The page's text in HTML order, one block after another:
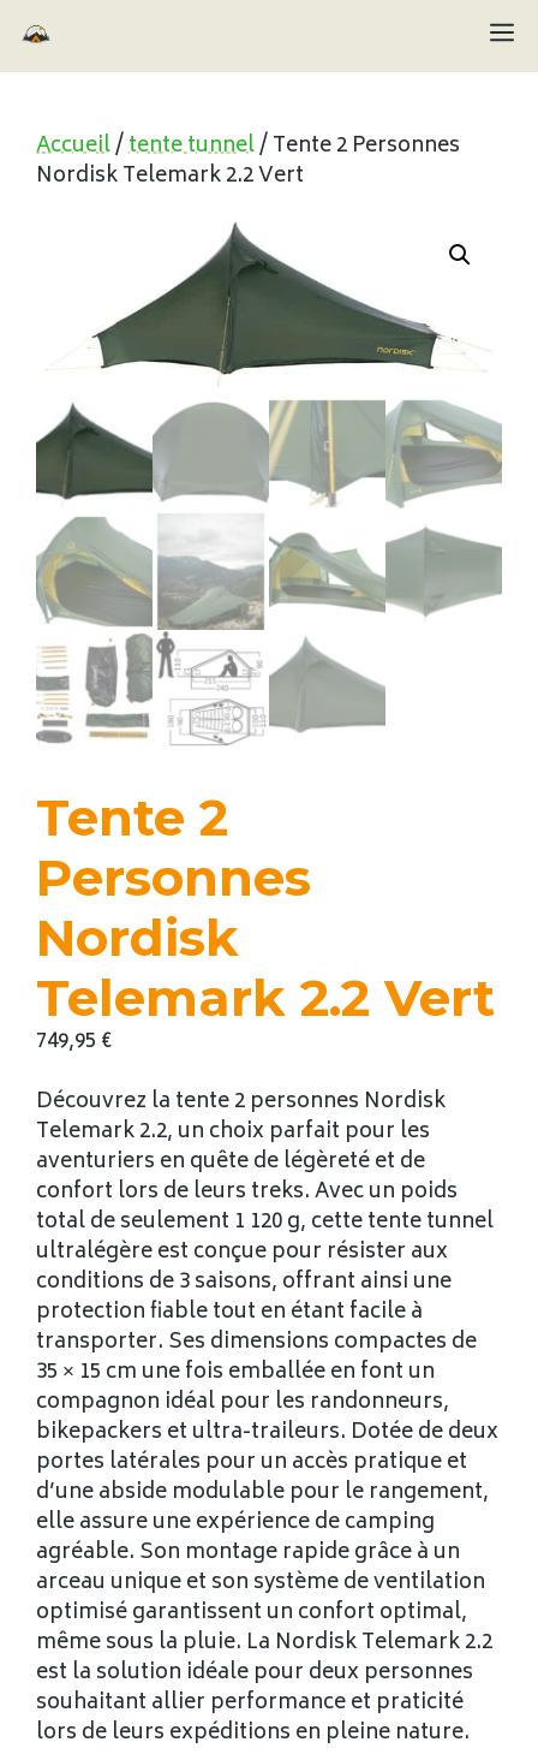
au
contenu
Accueil/tente tunnel/ Tente 2 Personnes
Nordisk Telemark 2.2 Vert
Tente 2
Personnes
Nordisk
Telemark 2.2 Vert
749,95 €
Découvrez la tente 2 personnes Nordisk
Telemark 2.2, un choix parfait pour les
aventuriers en quête de légèreté et de
confort lors de leurs treks. Avec un poids
total de seulement 1 120 g, cette tente tunnel
ultralégère est conçue pour résister aux
conditions de 3 saisons, offrant ainsi une
protection fiable tout en étant facile à
transporter. Ses dimensions compactes de
35 × 15 cm une fois emballée en font un
compagnon idéal pour les randonneurs,
bikepackers et ultra-traileurs. Dotée de deux
portes latérales pour un accès pratique et
d’une abside modulable pour le rangement,
elle assure une expérience de camping
agréable. Son montage rapide grâce à un
arceau unique et son système de ventilation
optimisé garantissent un confort optimal,
même sous la pluie. La Nordisk Telemark 2.2
est la solution idéale pour deux personnes
souhaitant allier performance et praticité
lors de leurs expéditions en pleine nature.